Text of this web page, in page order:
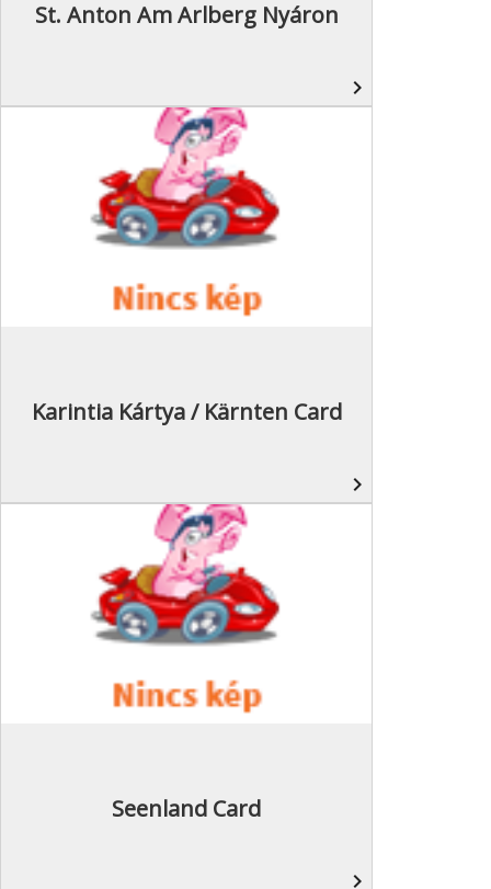
St. Anton Am Arlberg Nyáron
navigate_next
Karintia Kártya / Kärnten Card
navigate_next
Seenland Card
navigate_next